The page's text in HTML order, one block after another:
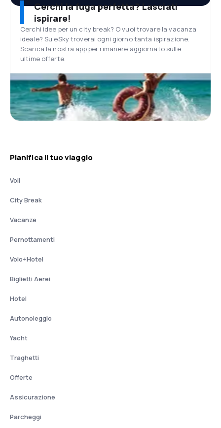
Cerchi la fuga perfetta? Lasciati
ispirare!
Cerchi idee per un city break? O vuoi trovare la vacanza
ideale? Su eSky troverai ogni giorno tanta ispirazione.
Scarica la nostra app per rimanere aggiornato sulle
ultime offerte.
Pianifica il tuo viaggio
Voli
City Break
Vacanze
Pernottamenti
Volo+Hotel
Biglietti Aerei
Hotel
Autonoleggio
Yacht
Traghetti
Offerte
Assicurazione
Parcheggi